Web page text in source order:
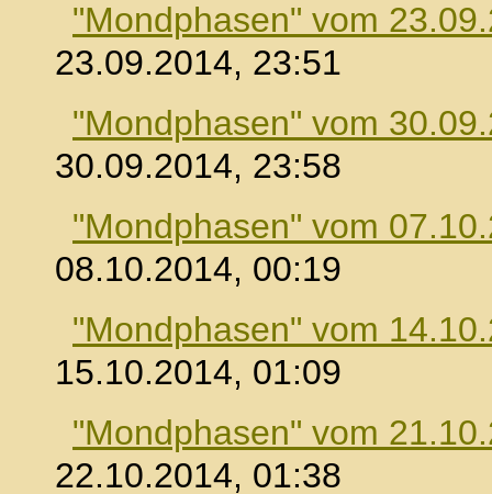
"Mondphasen" vom
23.09.2014, 23:51
"Mondphasen" vom
30.09.2014, 23:58
"Mondphasen" vom
08.10.2014, 00:19
"Mondphasen" vom
15.10.2014, 01:09
"Mondphasen" vom
22.10.2014, 01:38